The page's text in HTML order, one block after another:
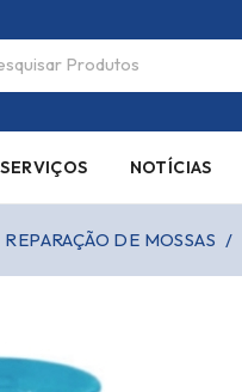
NOTÍCIAS
REPARAÇÃO DE MOSSAS /